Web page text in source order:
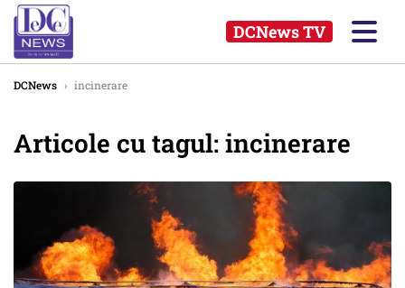
DCNews TV
DCNews › incinerare
Articole cu tagul: incinerare